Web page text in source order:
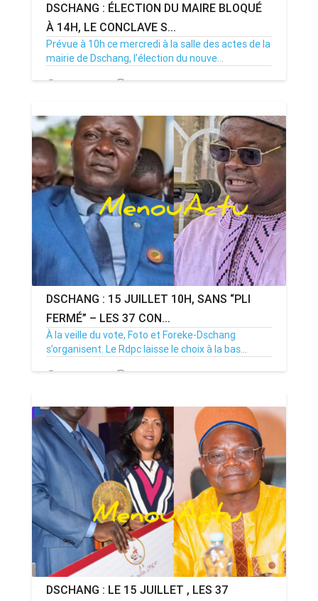
DSCHANG : ÉLECTION DU MAIRE BLOQUÉ
À 14H, LE CONCLAVE S...
Prévue à 10h ce mercredi à la salle des actes de la
mairie de Dschang, l’élection du nouve...
15/07/26 Par MenouActu 0
DSCHANG : 15 JUILLET 10H, SANS “PLI
FERMÉ” – LES 37 CON...
À la veille du vote, Foto et Foreke-Dschang
s’organisent. Le Rdpc laisse le choix à la bas...
14/07/26 Par MenouActu 0
DSCHANG : LE 15 JUILLET , LES 37